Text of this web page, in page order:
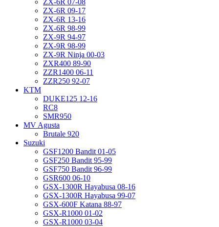
ZX-6R 07-08
ZX-6R 09-17
ZX-6R 13-16
ZX-6R 98-99
ZX-9R 94-97
ZX-9R 98-99
ZX-9R Ninja 00-03
ZXR400 89-90
ZZR1400 06-11
ZZR250 92-07
KTM
DUKE125 12-16
RC8
SMR950
MV Agusta
Brutale 920
Suzuki
GSF1200 Bandit 01-05
GSF250 Bandit 95-99
GSF750 Bandit 96-99
GSR600 06-10
GSX-1300R Hayabusa 08-16
GSX-1300R Hayabusa 99-07
GSX-600F Katana 88-97
GSX-R1000 01-02
GSX-R1000 03-04